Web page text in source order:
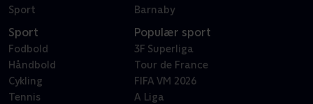
Sport
Barnaby
Sport
Fodbold
Håndbold
Cykling
Tennis
Populær sport
3F Superliga
Tour de France
FIFA VM 2026
A Liga